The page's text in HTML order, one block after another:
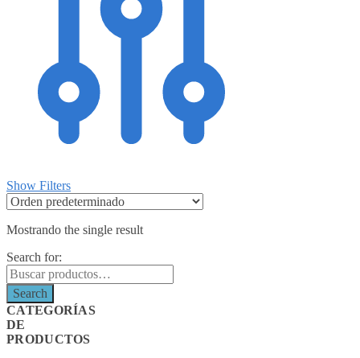
Show Filters
Mostrando the single result
Search for:
Search
CATEGORÍAS
DE
PRODUCTOS